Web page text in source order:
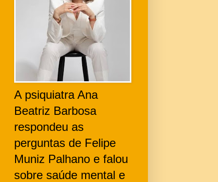
A psiquiatra Ana
Beatriz Barbosa
respondeu as
perguntas de Felipe
Muniz Palhano e falou
sobre saúde mental e